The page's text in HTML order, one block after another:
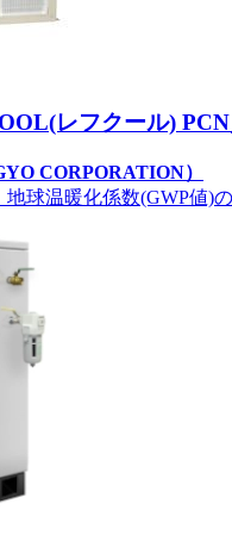
レフクール)
CORPORATION）
地球温暖化係数(GWP値